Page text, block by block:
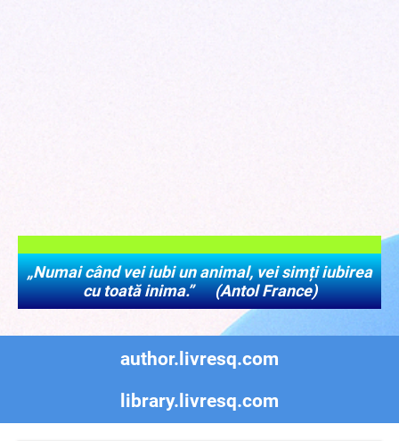
„Numai când vei iubi un animal, vei simți iubirea
cu toată inima.” (Antol France)
author.livresq.com
library.livresq.com